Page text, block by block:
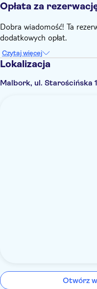
Opłata za
Dobra wiadomość! Ta
dodatkowych opłat.
Czytaj więcej
Lokalizacja
Malbork, ul. Starościńska
Otwórz